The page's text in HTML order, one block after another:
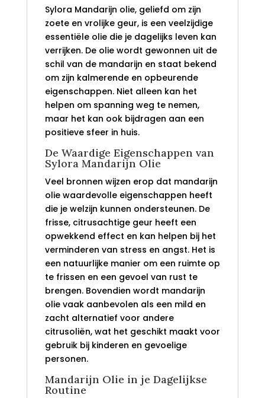
Sylora Mandarijn olie, geliefd om zijn
zoete en vrolijke geur, is een veelzijdige
essentiële olie die je dagelijks leven kan
verrijken. De olie wordt gewonnen uit de
schil van de mandarijn en staat bekend
om zijn kalmerende en opbeurende
eigenschappen. Niet alleen kan het
helpen om spanning weg te nemen,
maar het kan ook bijdragen aan een
positieve sfeer in huis.
De Waardige Eigenschappen van
Sylora Mandarijn Olie
Veel bronnen wijzen erop dat mandarijn
olie waardevolle eigenschappen heeft
die je welzijn kunnen ondersteunen. De
frisse, citrusachtige geur heeft een
opwekkend effect en kan helpen bij het
verminderen van stress en angst. Het is
een natuurlijke manier om een ruimte op
te frissen en een gevoel van rust te
brengen. Bovendien wordt mandarijn
olie vaak aanbevolen als een mild en
zacht alternatief voor andere
citrusoliën, wat het geschikt maakt voor
gebruik bij kinderen en gevoelige
personen.
Mandarijn Olie in je Dagelijkse
Routine